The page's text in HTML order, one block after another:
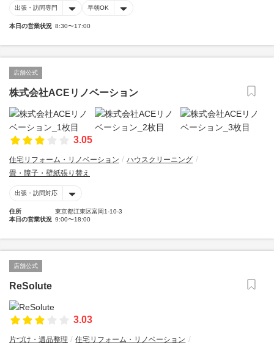
出張・訪問専門 早朝OK
本日の営業状況 8:30〜17:00
店舗公式
株式会社ACEリノベーション
3.05
住宅リフォーム・リノベーション
ハウスクリーニング
畳・障子・壁紙張り替え
出張・訪問対応
住所
東京都江東区富岡1-10-3
本日の営業状況 9:00〜18:00
店舗公式
ReSolute
3.03
片づけ・遺品整理
住宅リフォーム・リノベーション